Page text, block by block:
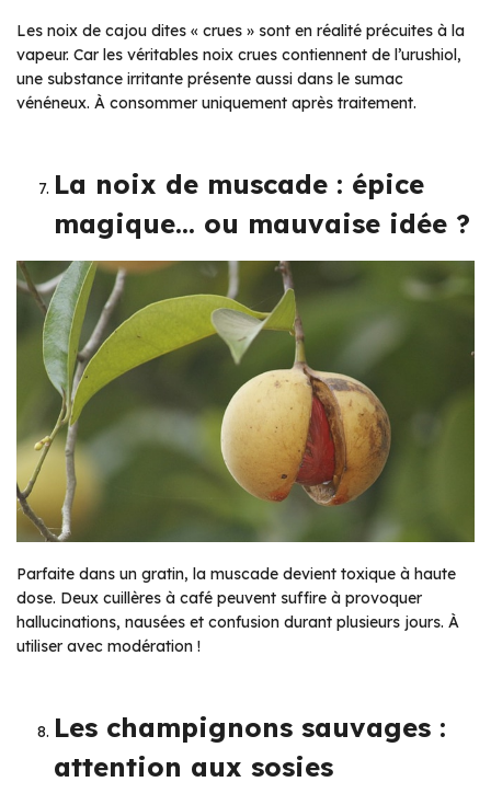
Les noix de cajou dites « crues » sont en réalité précuites à la
vapeur. Car les véritables noix crues contiennent de l’urushiol,
une substance irritante présente aussi dans le sumac
vénéneux. À consommer uniquement après traitement.
La noix de muscade : épice
magique… ou mauvaise idée ?
Parfaite dans un gratin, la muscade devient toxique à haute
dose. Deux cuillères à café peuvent suffire à provoquer
hallucinations, nausées et confusion durant plusieurs jours. À
utiliser avec modération !
Les champignons sauvages :
attention aux sosies